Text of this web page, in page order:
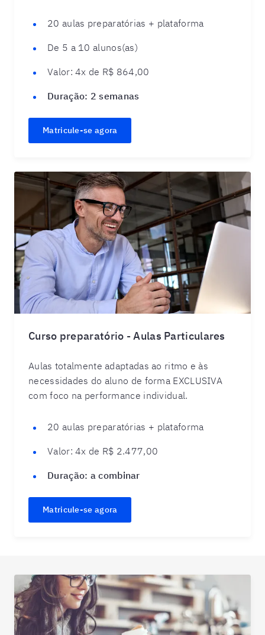
20 aulas preparatórias + plataforma
De 5 a 10 alunos(as)
Valor: 4x de R$ 864,00
Duração: 2 semanas
Matricule-se agora
Curso preparatório - Aulas Particulares
Aulas totalmente adaptadas ao ritmo e às
necessidades do aluno de forma EXCLUSIVA
com foco na performance individual.
20 aulas preparatórias + plataforma
Valor: 4x de R$ 2.477,00
Duração: a combinar
Matricule-se agora